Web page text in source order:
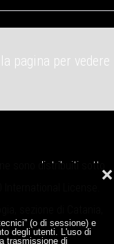
(o di sessione) e
degli utenti. L'uso di
trasmissione di
❌
pagina per vedere
sono distribuiti sotto
sezione di Catania,